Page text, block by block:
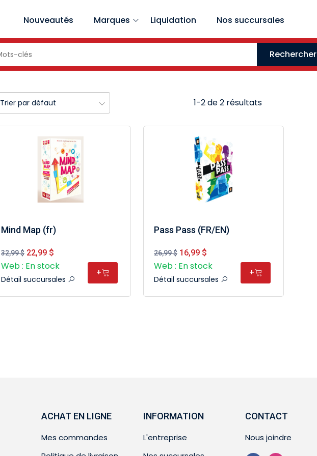
Nouveautés Marques Liquidation Nos succursales
Rechercher
Trier par défaut 1-2 de 2 résultats
Mind Map (fr)
32,99 $ 22,99 $
Web : En stock
Détail succursales
+
Pass Pass (FR/EN)
26,99 $ 16,99 $
Web : En stock
Détail succursales
+
ACHAT EN LIGNE
Mes commandes
INFORMATION
L'entreprise
CONTACT
Nous joindre